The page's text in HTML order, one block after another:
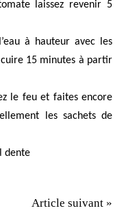
laissez revenir 5
à hauteur avec les
15 minutes à partir
le feu et faites encore
les sachets de
dente
Article suivant »